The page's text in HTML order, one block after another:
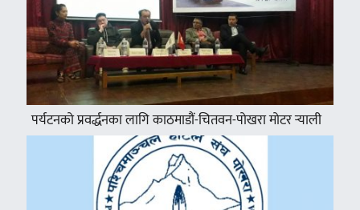
पर्यटनको प्रवर्द्धनका लागि काठमाडौं-चितवन-पोखरा मोटर र्‍याली